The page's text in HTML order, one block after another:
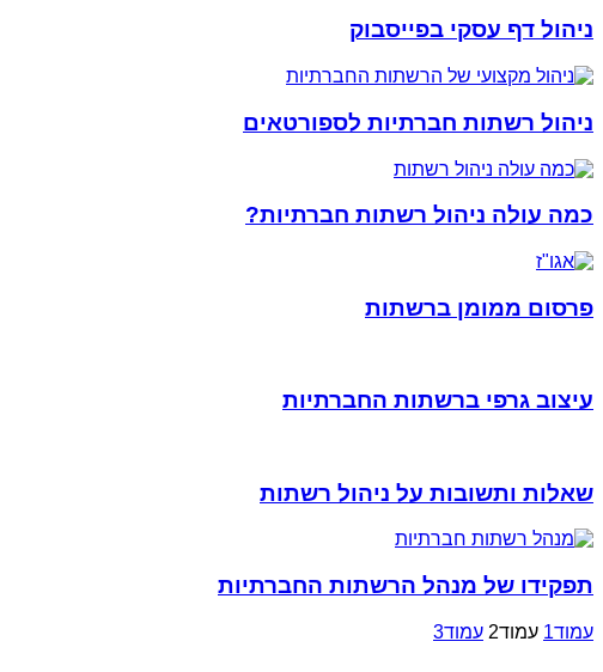
ניהול דף עסקי בפייסבוק
ניהול רשתות חברתיות לספורטאים
כמה עולה ניהול רשתות חברתיות?
פרסום ממומן ברשתות
עיצוב גרפי ברשתות החברתיות
שאלות ותשובות על ניהול רשתות
תפקידו של מנהל הרשתות החברתיות
עמוד1 עמוד2 עמוד3